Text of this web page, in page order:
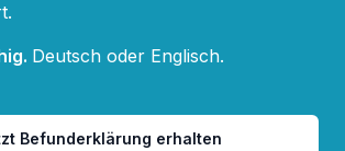
. Deutsch oder Englisch.
Befunderklärung erhalten